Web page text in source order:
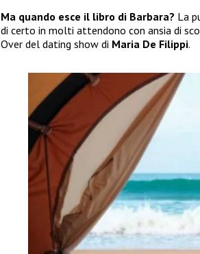
Ma quando esce il libro di Barbara? La
di certo in molti attendono con ansia di
Over del dating show di Maria De Filippi.